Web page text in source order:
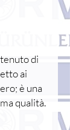
di
ai
è una
qualità.